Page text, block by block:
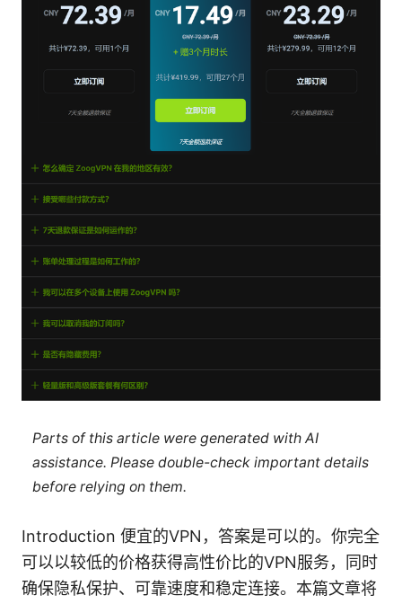
Parts of this article were generated with AI
assistance. Please double-check important details
before relying on them.
Introduction 便宜的VPN，答案是可以的。你完全
可以以较低的价格获得高性价比的VPN服务，同时
确保隐私保护、可靠速度和稳定连接。本篇文章将